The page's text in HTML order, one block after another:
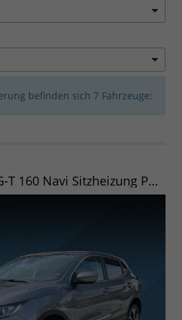
befinden sich 7 Fahrzeuge:
N-Connecta 1.3 DIG-T 160 Navi Sitzheizung PDC Euro6d-Temp (Lager)